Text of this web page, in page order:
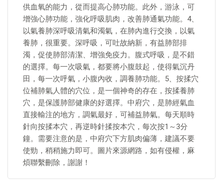
供血氧的能力，從而提高心肺功能。此外，游泳，可
增強心肺功能，強化呼吸肌肉，改善肺通氣功能。4、
以氣養肺深呼吸清氣和濁氣，在肺內進行交換，以氣
養肺，很重要。深呼吸，可吐故納新，有益肺部排
濁，促使肺部清潔、增強免疫力。腹式呼吸，是不錯
的選擇。每一次吸氣，都要將小腹鼓起，使得氣沉丹
田，每一次呼氣，小腹內收，調養肺功能。5、按揉穴
位補肺氣人體的穴位，是一個神奇的存在，按揉養肺
穴，是保護肺部健康的好選擇。中府穴，是肺經氣血
直接輸注的地方，調氣最好，可補益肺氣。每天順時
針向按揉本穴，再逆時針揉按本穴，每次按1～3分
鐘。需要注意的是，中府穴下方肌肉偏薄，建議不要
使勁，稍稍施力即可。圖片來源網路，如有侵權，麻
煩聯繫刪除，謝謝！